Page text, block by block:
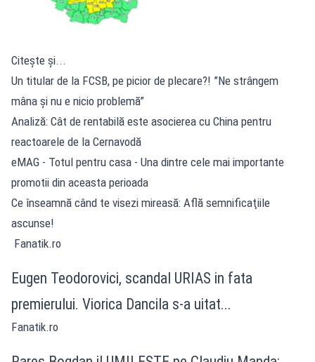
Citește și...
Un titular de la FCSB, pe picior de plecare?! ”Ne strângem
mâna și nu e nicio problemă”
Analiză: Cât de rentabilă este asocierea cu China pentru
reactoarele de la Cernavodă
eMAG - Totul pentru casa - Una dintre cele mai importante
promotii din aceasta perioada
Ce înseamnă când te visezi mireasă: Află semnificaţiile
ascunse!
Fanatik.ro
Eugen Teodorovici, scandal URIAS in fata
premierului. Viorica Dancila s-a uitat...
Fanatik.ro